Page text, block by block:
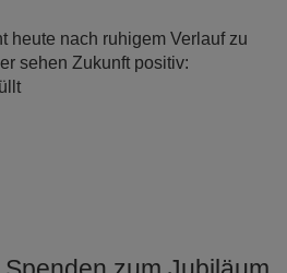
heute nach ruhigem Verlauf zu
sehen Zukunft positiv: